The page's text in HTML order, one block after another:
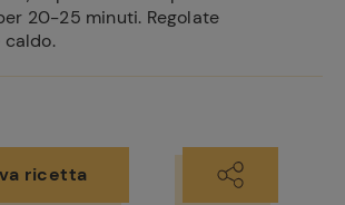
20-25 minuti. Regolate
caldo.
ricetta
Ricette
preferite